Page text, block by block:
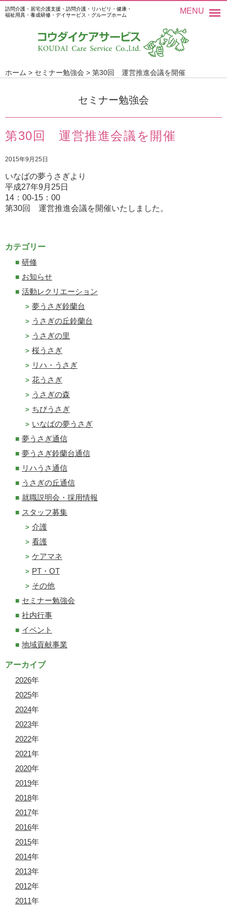
訪問介護・居宅介護支援・訪問介護・リハビリ・健康・
福祉用具・養成研修・デイサービス・グループホーム
MENU
ホーム > セミナー勉強会 > 第30回 運営推進会議を開催
セミナー勉強会
第30回 運営推進会議を開催
2015年9月25日
いなばの夢うさぎより
平成27年9月25日
14：00-15：00
第30回 運営推進会議を開催いたしました。
カテゴリー
研修
お知らせ
活動レクリエーション
夢うさぎ鈴蘭台
うさぎの丘鈴蘭台
うさぎの里
桜うさぎ
リハ・うさぎ
花うさぎ
うさぎの森
ちびうさぎ
いなばの夢うさぎ
夢うさぎ通信
夢うさぎ鈴蘭台通信
リハうさ通信
うさぎの丘通信
就職説明会・採用情報
スタッフ募集
介護
看護
ケアマネ
PT・OT
その他
セミナー勉強会
社内行事
イベント
地域貢献事業
アーカイブ
2026年
2025年
2024年
2023年
2022年
2021年
2020年
2019年
2018年
2017年
2016年
2015年
2014年
2013年
2012年
2011年